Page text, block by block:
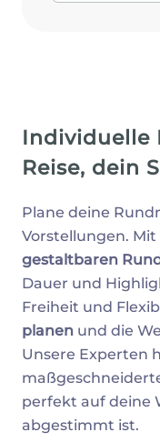
Individuelle
Reise, dein
Plane deine
Vorstellungen. Mit
gestaltbaren
Dauer und
Freiheit und
planen und die
Unsere Experten
perfekt auf deine
abgestimmt ist.